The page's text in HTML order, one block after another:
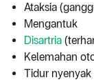
Ataksia
Mengantuk
Disartria
Kelemahan
Tidur nyenyak